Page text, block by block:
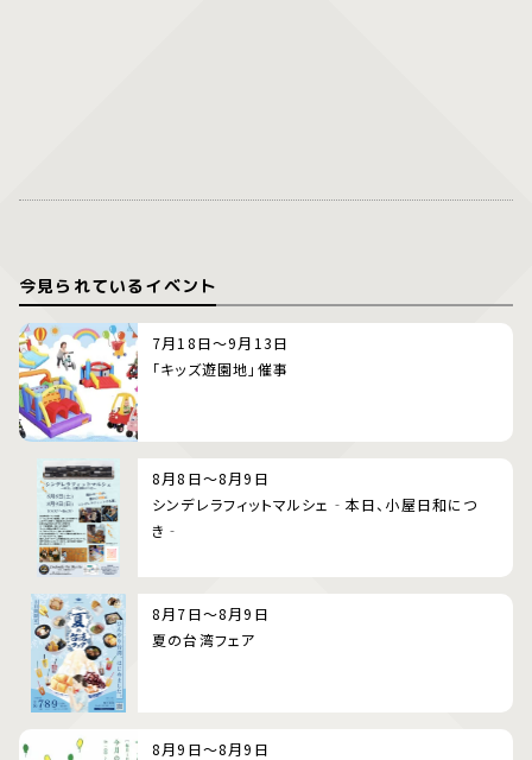
今見られているイベント
7月18日～9月13日
「キッズ遊園地」催事
8月8日～8月9日
シンデレラフィットマルシェ‐本日、小屋日和につ
き‐
8月7日～8月9日
夏の台湾フェア
8月9日～8月9日